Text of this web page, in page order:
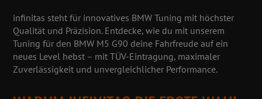
infinitas steht für innovatives BMW Tuning mit höchster
Qualität und Präzision. Entdecke, wie du mit unserem
Tuning für den BMW M5 G90 deine Fahrfreude auf ein
neues Level hebst – mit TÜV-Eintragung, maximaler
Zuverlässigkeit und unvergleichlicher Performance.